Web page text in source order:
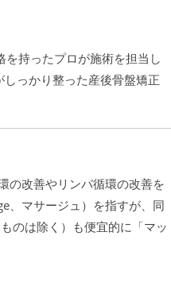
持ったプロが施術を担当し
っかり整った産後骨盤矯正
の改善やリンパ循環の改善を
、マサージュ）を指すが、同
のは除く）も便宜的に「マッ